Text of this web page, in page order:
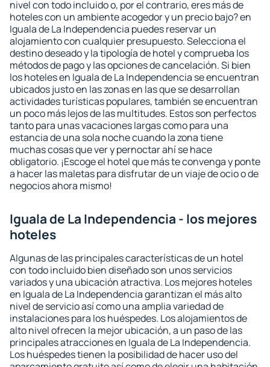
nivel con todo incluido o, por el contrario, eres más de
hoteles con un ambiente acogedor y un precio bajo? en
Iguala de La Independencia puedes reservar un
alojamiento con cualquier presupuesto. Selecciona el
destino deseado y la tipología de hotel y comprueba los
métodos de pago y las opciones de cancelación. Si bien
los hoteles en Iguala de La Independencia se encuentran
ubicados justo en las zonas en las que se desarrollan
actividades turísticas populares, también se encuentran
un poco más lejos de las multitudes. Estos son perfectos
tanto para unas vacaciones largas como para una
estancia de una sola noche cuando la zona tiene
muchas cosas que ver y pernoctar ahí se hace
obligatorio. ¡Escoge el hotel que más te convenga y ponte
a hacer las maletas para disfrutar de un viaje de ocio o de
negocios ahora mismo!
Iguala de La Independencia - los mejores
hoteles
Algunas de las principales características de un hotel
con todo incluido bien diseñado son unos servicios
variados y una ubicación atractiva. Los mejores hoteles
en Iguala de La Independencia garantizan el más alto
nivel de servicio así como una amplia variedad de
instalaciones para los huéspedes. Los alojamientos de
alto nivel ofrecen la mejor ubicación, a un paso de las
principales atracciones en Iguala de La Independencia.
Los huéspedes tienen la posibilidad de hacer uso del